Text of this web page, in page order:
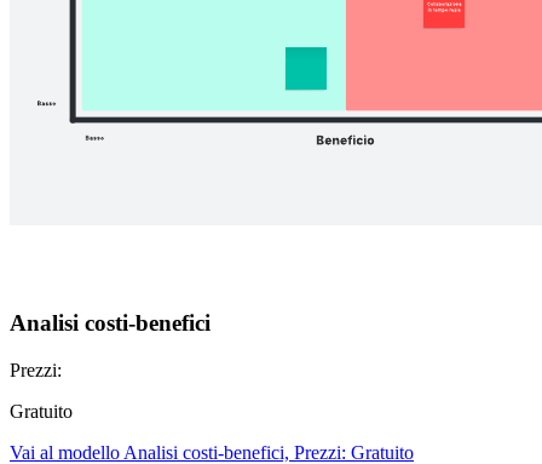
Analisi costi-benefici
Prezzi:
Gratuito
Vai al modello Analisi costi-benefici, Prezzi: Gratuito